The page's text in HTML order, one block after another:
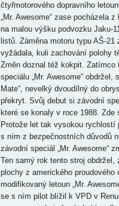
čtyřmotorového dopravního
„Mr. Awesome“ zase pocházela
na malou výšku podvozku Jaku-
listů. Záměna motoru typu AŠ-
vyžádala, kuli zachování polohy
Změn doznal též kokpit.
speciálu „Mr. Awesome“
Mate“, nevelký dvoudílný do
překryt. Svůj debut si závodní
které se konaly v roce 1988.
Protože let tak vysokou rychlostí
s ním z bezpečnostních důvodů
závodní speciál „Mr. Awesome“
Ten samý rok tento stroj
plochy z amerického proudového
modifikovaný letoun „Mr.
se s ním pilot blížil k VPD v